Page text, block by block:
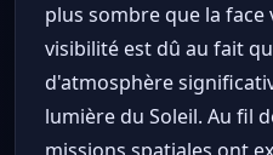
plus sombre que la face
visibilité est dû au fait
d'atmosphère
lumière du Soleil. Au fil